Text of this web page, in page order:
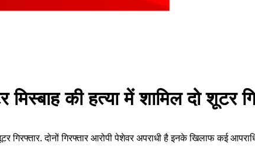
की हत्या में शामिल दो शूटर
गिरफ्तार. दोनों गिरफ्तार आरोपी पेशेवर अपराधी है इनके खिलाफ कई